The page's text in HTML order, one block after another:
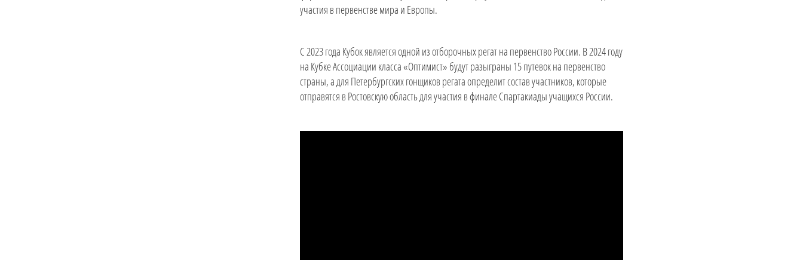
участия в первенстве мира и Европы.
С 2023 года Кубок является одной из отборочных регат на первенство России. В 2024 году
на Кубке Ассоциации класса «Оптимист» будут разыграны 15 путевок на первенство
страны, а для Петербургских гонщиков регата определит состав участников, которые
отправятся в Ростовскую область для участия в финале Спартакиады учащихся России.